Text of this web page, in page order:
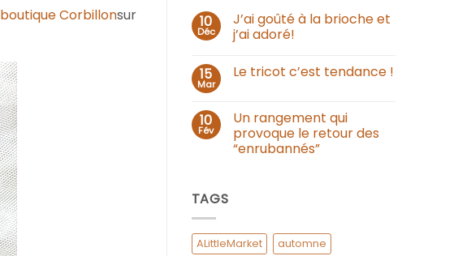
boutique Corbillonsur
10
Déc
J’ai goûté à la brioche et
j’ai adoré!
15
Mar
Le tricot c’est tendance !
10
Fév
Un rangement qui
provoque le retour des
“enrubannés”
TAGS
ALittleMarket
automne